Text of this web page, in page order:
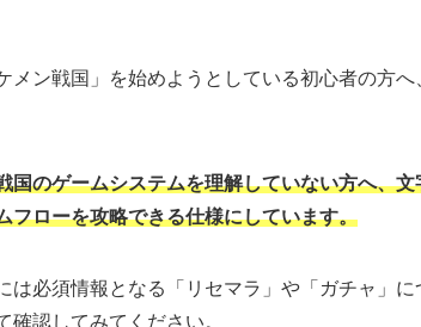
メン戦国」を始めようとしている初心者の方
国のゲームシステムを理解していない方へ、
フローを攻略できる仕様にしています。
は必須情報となる「リセマラ」や「ガチャ」
確認してみてください。